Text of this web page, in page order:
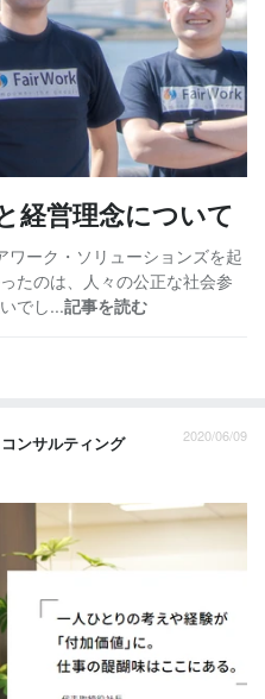
経営理念について
ーク・ソリューションズを起
たのは、人々の公正な社会参
でし...記事を読む
ンサルティング 2020/06/09